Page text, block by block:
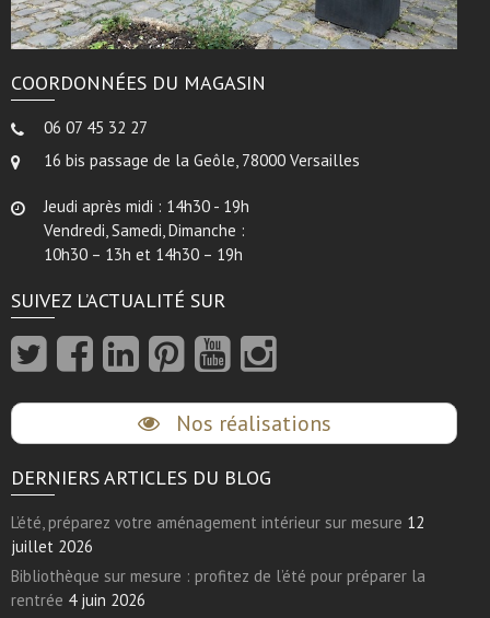
COORDONNÉES DU MAGASIN
06 07 45 32 27
16 bis passage de la Geôle, 78000 Versailles
Jeudi après midi : 14h30 - 19h
Vendredi, Samedi, Dimanche :
10h30 – 13h et 14h30 – 19h
SUIVEZ L’ACTUALITÉ SUR
Nos réalisations
DERNIERS ARTICLES DU BLOG
L’été, préparez votre aménagement intérieur sur mesure 12
juillet 2026
Bibliothèque sur mesure : profitez de l’été pour préparer la
rentrée 4 juin 2026